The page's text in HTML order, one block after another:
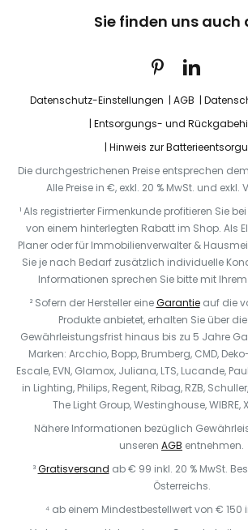
Sie finden uns auch
Datenschutz-Einstellungen AGB
Entsorgungs- und
Hinweis zur
Die durchgestrichenen Preise entsprechen dem
Alle Preise in €, exkl. 20 % MwSt. und
¹ Als registrierter Firmenkunde profitieren Sie
von einem hinterlegten Rabatt im Shop. Als
Planer oder für Immobilienverwalter &
Sie je nach Bedarf zusätzlich individuelle
Informationen sprechen Sie bitte mit
² Sofern der Hersteller eineGarantieauf die
Produkte anbietet, erhalten Sie über
Gewährleistungsfrist hinaus bis zu 5 Jahre
Marken: Arcchio, Bopp, Brumberg, CMD,
Escale, EVN, Glamox, Juliana, LTS, Lucande,
in Lighting, Philips, Regent, Ribag, RZB,
The Light Group, Westinghouse, WIBRE,
Nähere Informationen bezüglich
unseren AGB entnehmen.
³Gratisversand ab € 99 inkl. 20 % MwSt.
Österreichs.
⁴ ab einem Mindestbestellwert von € 150